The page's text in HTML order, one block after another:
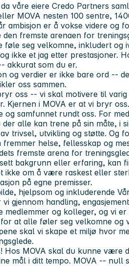
våre eiere Credo Partners
MOVA nesten 100 sentre,
ambisjon er å vokse videre og
fremste arenaen for
føle seg velkomne, inkludert og
ikke et jag etter prestasjoner.
akkurat som du er.
og verdier er ikke bare ord --
oss sammen.
oss -- vi skal motivere til
Kjernen i MOVA er at vi bryr
og samfunnet rundt oss. For
alle kan trene på sin måte, i
trivsel, utvikling og støtte. Og
helse, fellesskap og
fremste arena for
bakgrunn eller erfaring, kan
ikke om å være raskest eller
på egne premisser.
hjelpsom og inkluderende
gjennom handling,
medlemmer og kolleger, og vi
at alle føler seg velkomne og
skal vi skape et miljø hvor
Hos MOVA skal du kunne være
mål i ditt tempo. MOVA -- null